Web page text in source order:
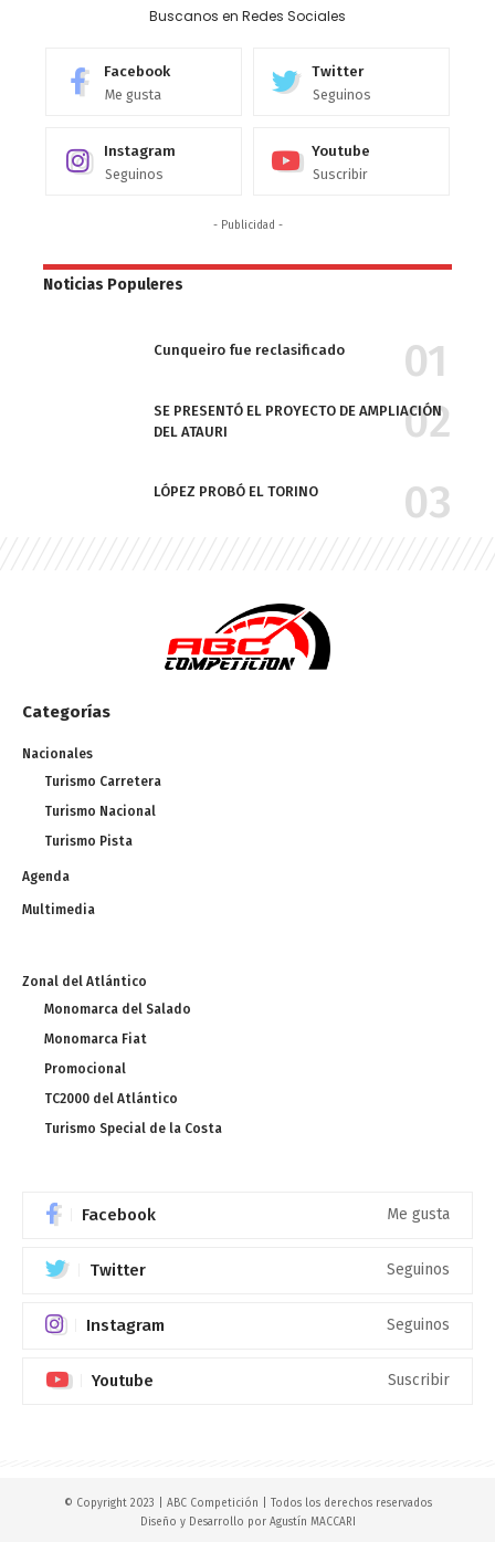
Buscanos en Redes Sociales
Facebook
Me gusta
Twitter
Seguinos
Instagram
Seguinos
Youtube
Suscribir
- Publicidad -
Noticias Populeres
Cunqueiro fue reclasificado
SE PRESENTÓ EL PROYECTO DE AMPLIACIÓN
DEL ATAURI
LÓPEZ PROBÓ EL TORINO
Categorías
Nacionales
Turismo Carretera
Turismo Nacional
Turismo Pista
Agenda
Multimedia
Zonal del Atlántico
Monomarca del Salado
Monomarca Fiat
Promocional
TC2000 del Atlántico
Turismo Special de la Costa
Facebook Me gusta
Twitter Seguinos
Instagram Seguinos
Youtube Suscribir
© Copyright 2023 | ABC Competición | Todos los derechos reservados
Diseño y Desarrollo por Agustín MACCARI